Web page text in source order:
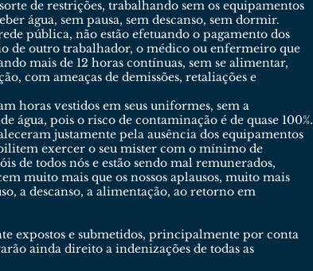
de restrições, trabalhando sem os equipamentos
água, sem pausa, sem descanso, sem dormir.
pública, não estão efetuando o pagamento dos
de outro trabalhador, o médico ou enfermeiro que
mais de 12 horas contínuas, sem se alimentar,
com ameaças de demissões, retaliações e
horas vestidos em seus uniformes, sem a
pois o risco de contaminação é de quase 100%.
justamente pela ausência dos equipamentos
exercer o seu mister com o mínimo de
de todos nós e estão sendo mal remunerados,
muito mais que os nossos aplausos, muito mais
a descanso, a alimentação, ao retorno em
expostos e submetidos, principalmente por conta
ainda direito a indenizações de todas as